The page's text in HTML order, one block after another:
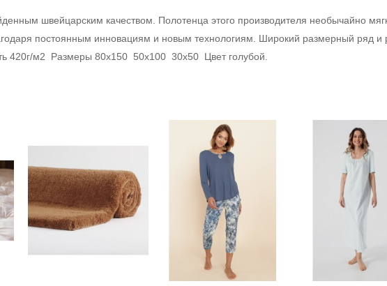
швейцарским качеством. Полотенца этого производителя необычайно
постоянным инновациям и новым технологиям. Широкий размерный ряд и
420г/м2 Размеры 80х150 50х100 30х50 Цвет голубой.